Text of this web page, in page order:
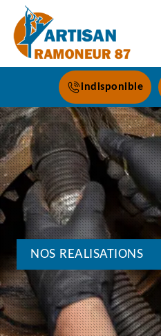
indisponible
NOS REALISATIONS